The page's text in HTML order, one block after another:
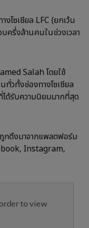
โซเชียล LFC (ยกเว้น
บครึ่งล้านคนในช่วงเวลา
Salah โดยใช้
วทั้งช่องทางโซเชียล
ได้รับความนิยมมากที่สุด
ดึงมาจากแพลตฟอร์ม
Instagram,
to view